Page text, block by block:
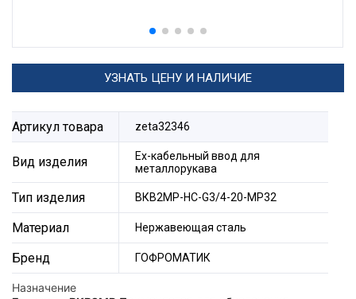
УЗНАТЬ ЦЕНУ И НАЛИЧИЕ
Артикул товара zeta32346
Вид изделия
Ех-кабельный ввод для
металлорукава
Тип изделия ВКВ2МР-НС-G3/4-20-МР32
Материал Нержавеющая сталь
Бренд ГОФРОМАТИК
Назначение